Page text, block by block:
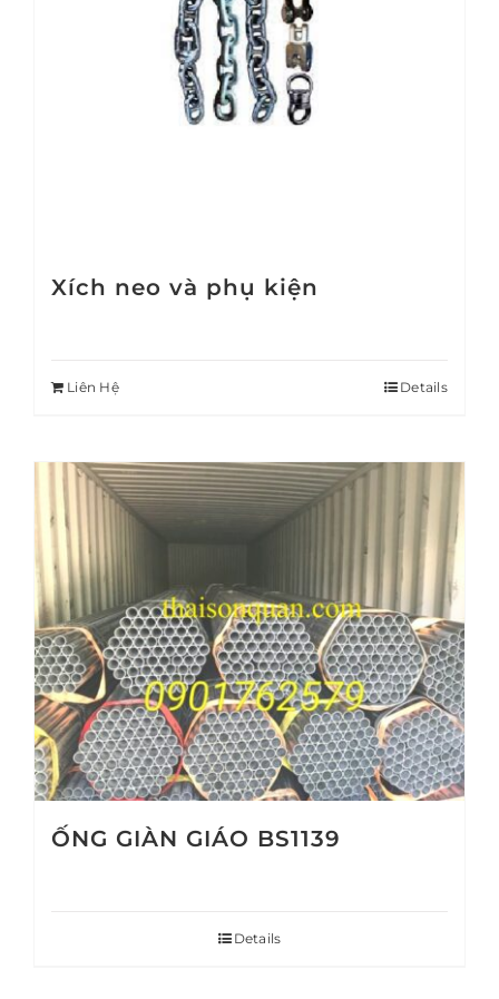
Xích neo và phụ kiện
Liên Hệ Details
ỐNG GIÀN GIÁO BS1139
Details